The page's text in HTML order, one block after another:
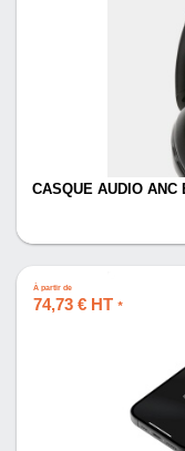
CASQUE AUDIO ANC
À partir de
74,73 € HT *